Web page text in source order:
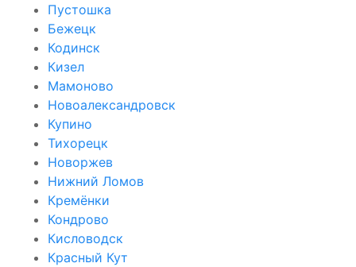
Пустошка
Бежецк
Кодинск
Кизел
Мамоново
Новоалександровск
Купино
Тихорецк
Новоржев
Нижний Ломов
Кремёнки
Кондрово
Кисловодск
Красный Кут